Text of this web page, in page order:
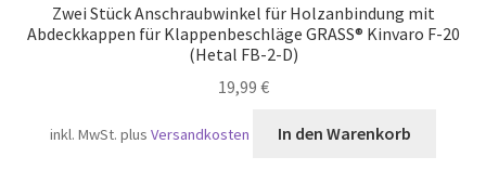
Zwei Stück Anschraubwinkel für Holzanbindung mit
Abdeckkappen für Klappenbeschläge GRASS® Kinvaro F-20
(Hetal FB-2-D)
19,99 €
inkl. MwSt. plusVersandkosten In den Warenkorb